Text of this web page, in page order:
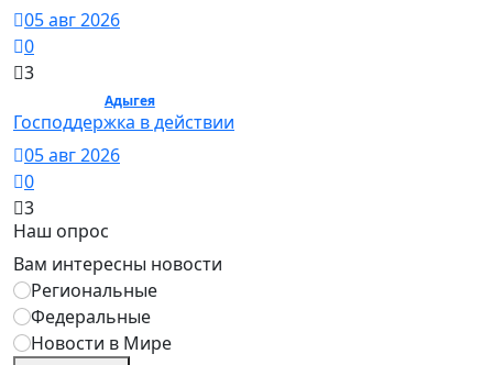
05 авг 2026
0
3
Адыгея/ Общество
Господдержка в действии
05 авг 2026
0
3
Наш опрос
Вам интересны новости
Региональные
Федеральные
Новости в Мире